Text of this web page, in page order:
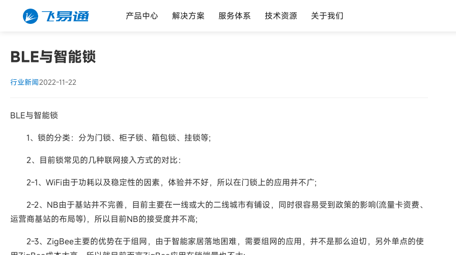
产品中心 解决方案 服务体系 技术资源 关于我们
BLE与智能锁
行业新闻2022-11-22
BLE与智能锁
1、锁的分类：分为门锁、柜子锁、箱包锁、挂锁等;
2、目前锁常见的几种联网接入方式的对比：
2-1、WiFi由于功耗以及稳定性的因素，体验并不好，所以在门锁上的应用并不广;
2-2、NB由于基站并不完善，目前主要在一线或大的二线城市有铺设，同时很容易受到政策的影响(流量卡资费、
运营商基站的布局等)，所以目前NB的接受度并不高;
2-3、ZigBee主要的优势在于组网，由于智能家居落地困难，需要组网的应用，并不是那么迫切，另外单点的使